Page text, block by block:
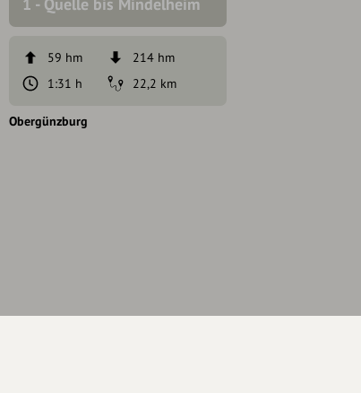
59 hm
214 hm
1:31 h
22,2 km
Obergünzburg